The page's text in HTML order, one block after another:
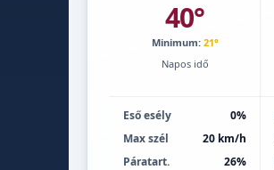
40°
Minimum: 21°
Napos idő
Eső esély
0%
Max szél
20 km/h
Páratart.
26%